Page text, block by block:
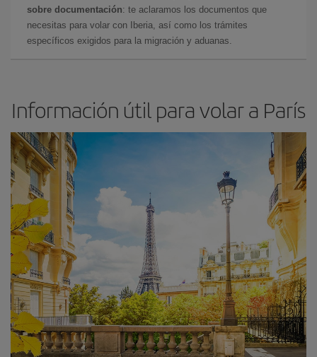
sobre documentación: te aclaramos los documentos que
necesitas para volar con Iberia, así como los trámites
específicos exigidos para la migración y aduanas.
Información útil para volar a París